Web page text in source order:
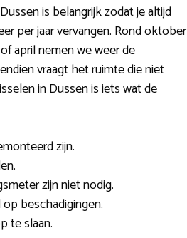
is belangrijk zodat je altijd
per jaar vervangen. Rond oktober
april nemen we weer de
vraagt het ruimte die niet
in Dussen is iets wat de
zijn.
zijn niet nodig.
beschadigingen.
te slaan.